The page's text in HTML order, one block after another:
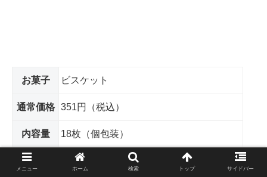
お菓子 ビスケット
通常価格 351円（税込）
内容量 18枚（個包装）
メニュー ホーム 検索 トップ サイドバー